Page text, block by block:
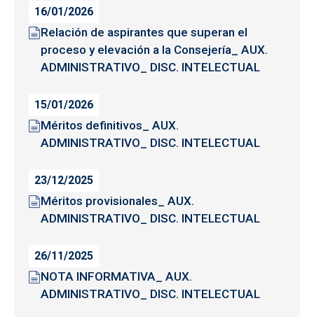
16/01/2026
Relación de aspirantes que superan el
proceso y elevación a la Consejería_ AUX.
ADMINISTRATIVO_ DISC. INTELECTUAL
15/01/2026
Méritos definitivos_ AUX.
ADMINISTRATIVO_ DISC. INTELECTUAL
23/12/2025
Méritos provisionales_ AUX.
ADMINISTRATIVO_ DISC. INTELECTUAL
26/11/2025
NOTA INFORMATIVA_ AUX.
ADMINISTRATIVO_ DISC. INTELECTUAL